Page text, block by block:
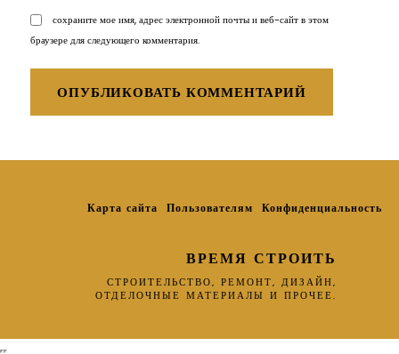
сохраните мое имя, адрес электронной почты и веб-сайт в этом
браузере для следующего комментария.
Карта сайта Пользователям Конфиденциальность
ВРЕМЯ СТРОИТЬ
СТРОИТЕЛЬСТВО, РЕМОНТ, ДИЗАЙН,
ОТДЕЛОЧНЫЕ МАТЕРИАЛЫ И ПРОЧЕЕ.